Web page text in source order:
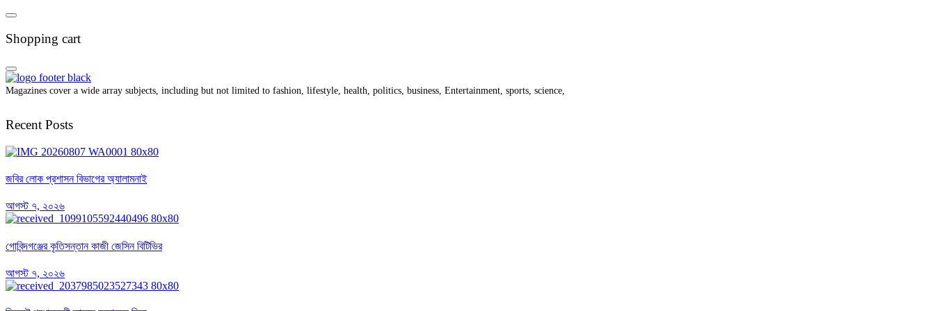
Shopping cart
Magazines cover a wide array subjects, including but not limited to fashion, lifestyle, health, politics, business, Entertainment, sports, science,
Recent Posts
জবির লোক প্রশাসন বিভাগের অ্যালামনাই
আগস্ট ৭, ২০২৬
গোবিন্দগঞ্জের কৃতিসন্তান কাজী জেসিন বিটিভির
আগস্ট ৭, ২০২৬